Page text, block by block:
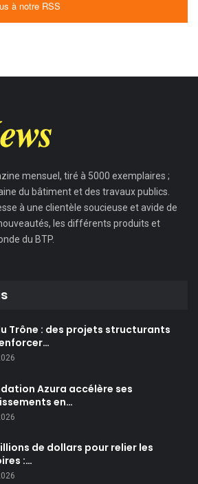
à notre RSS
mensuel, tiré à 5000 exemplaires ;
du bâtiment et des travaux publics.
à une clientèle soucieuse et avide de
les différents produits et
du BTP.
Trône : des projets structurants
Azura accélère ses
en…
de dollars pour relier les
:…